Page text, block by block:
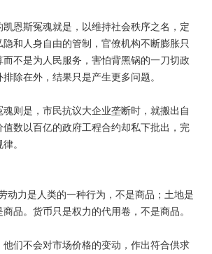
恩斯冤魂就是，以维持社会秩序之名，定
和人身自由的管制，官僚机构不断膨胀只
不是为人民服务，害怕背黑锅的一刀切政
除在外，结果只是产生更多问题。
则是，市民抗议大企业垄断时，就搬出自
数以百亿的政府工程合约却私下批出，完
。
动力是人类的一种行为，不是商品；土地是
品。货币只是权力的代用卷，不是商品。
们不会对市场价格的变动，作出符合供求